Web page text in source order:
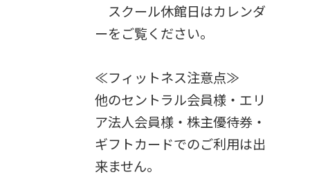
スクール休館日はカレンダ
ーをご覧ください。
≪フィットネス注意点≫
他のセントラル会員様・エリ
ア法人会員様・株主優待券・
ギフトカードでのご利用は出
来ません。
may
not
be
an
accurate
translation.
The